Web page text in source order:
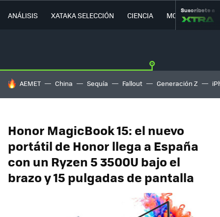
ANÁLISIS XATAKA SELECCIÓN CIENCIA MOVILIDAD
Suscríbete a
HOY SE HABLA DE
AEMET China Sequía Fallout Generación Z
Honor MagicBook 15: el nuevo
portátil de Honor llega a España
con un Ryzen 5 3500U bajo el
brazo y 15 pulgadas de pantalla